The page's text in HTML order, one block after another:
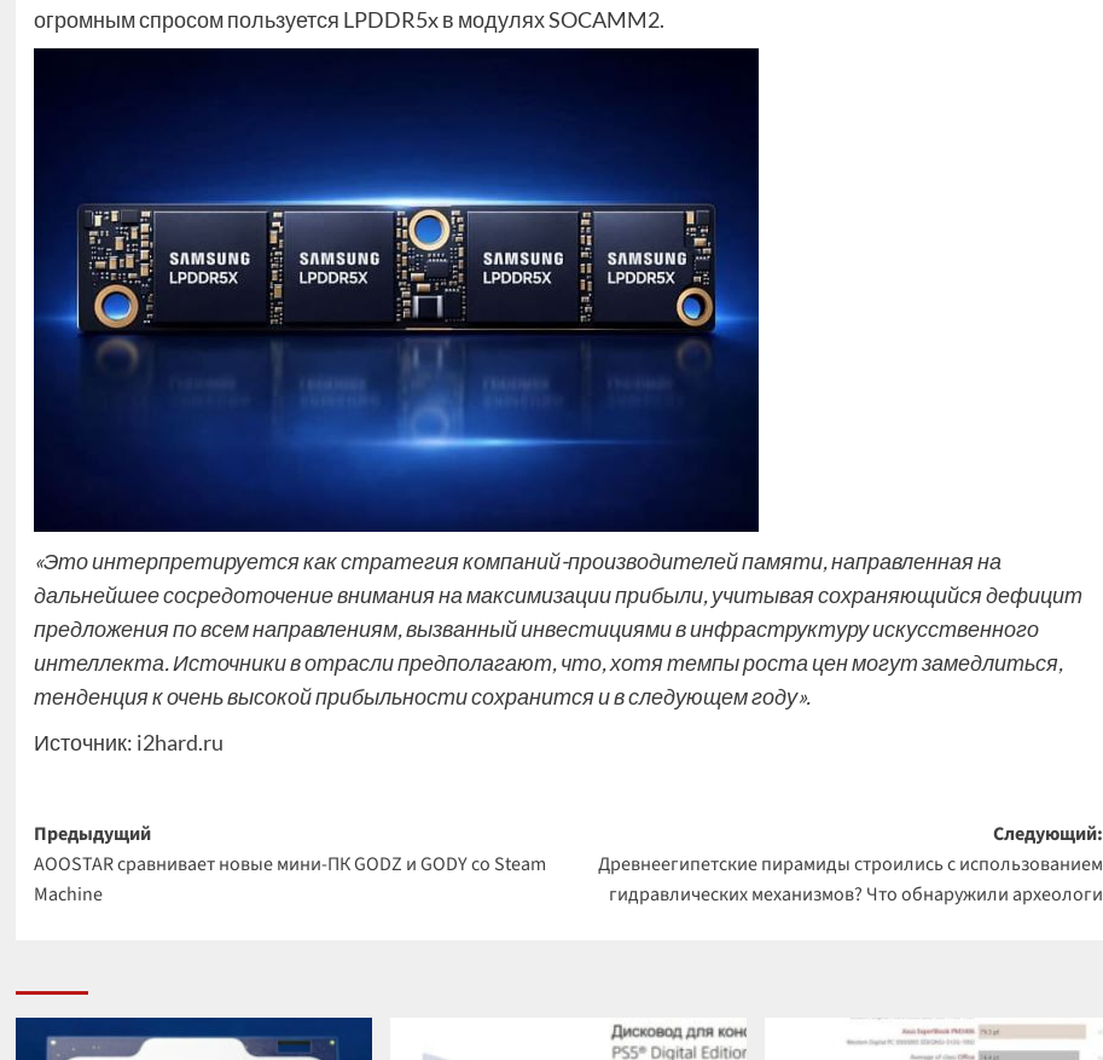
огромным спросом пользуется LPDDR5x в модулях SOCAMM2.
«Это интерпретируется как стратегия компаний-производителей памяти, направленная на
дальнейшее сосредоточение внимания на максимизации прибыли, учитывая сохраняющийся дефицит
предложения по всем направлениям, вызванный инвестициями в инфраструктуру искусственного
интеллекта. Источники в отрасли предполагают, что, хотя темпы роста цен могут замедлиться,
тенденция к очень высокой прибыльности сохранится и в следующем году».
Источник: i2hard.ru
Навигация
записи
Предыдущий
AOOSTAR сравнивает новые мини-ПК GODZ и GODY со Steam
Machine
Следующий:
Древнеегипетские пирамиды строились с использованием
гидравлических механизмов? Что обнаружили археологи